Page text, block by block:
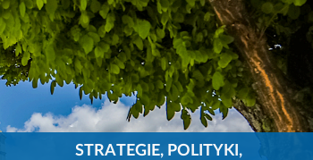
STRATEGIE, POLITYKI,